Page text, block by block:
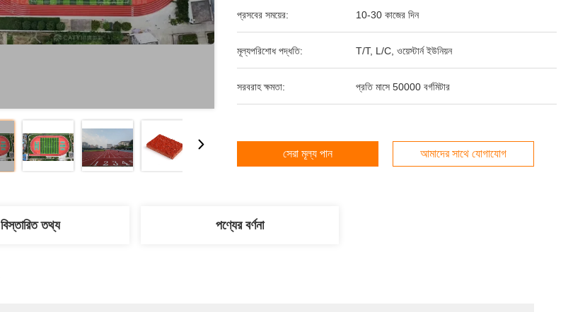
প্রসবের সময়ের: 10-30 কাজের দিন
মূল্যপরিশোধ পদ্ধতি: T/T, L/C, ওয়েস্টার্ন ইউনিয়ন
সরবরাহ ক্ষমতা: প্রতি মাসে 50000 বর্গমিটার
সেরা মূল্য পান আমাদের সাথে যোগাযোগ
বিস্তারিত তথ্য পণ্যের বর্ণনা